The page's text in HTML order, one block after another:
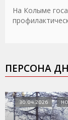
На Колыме
ПЕРСОНА
30.04.2026